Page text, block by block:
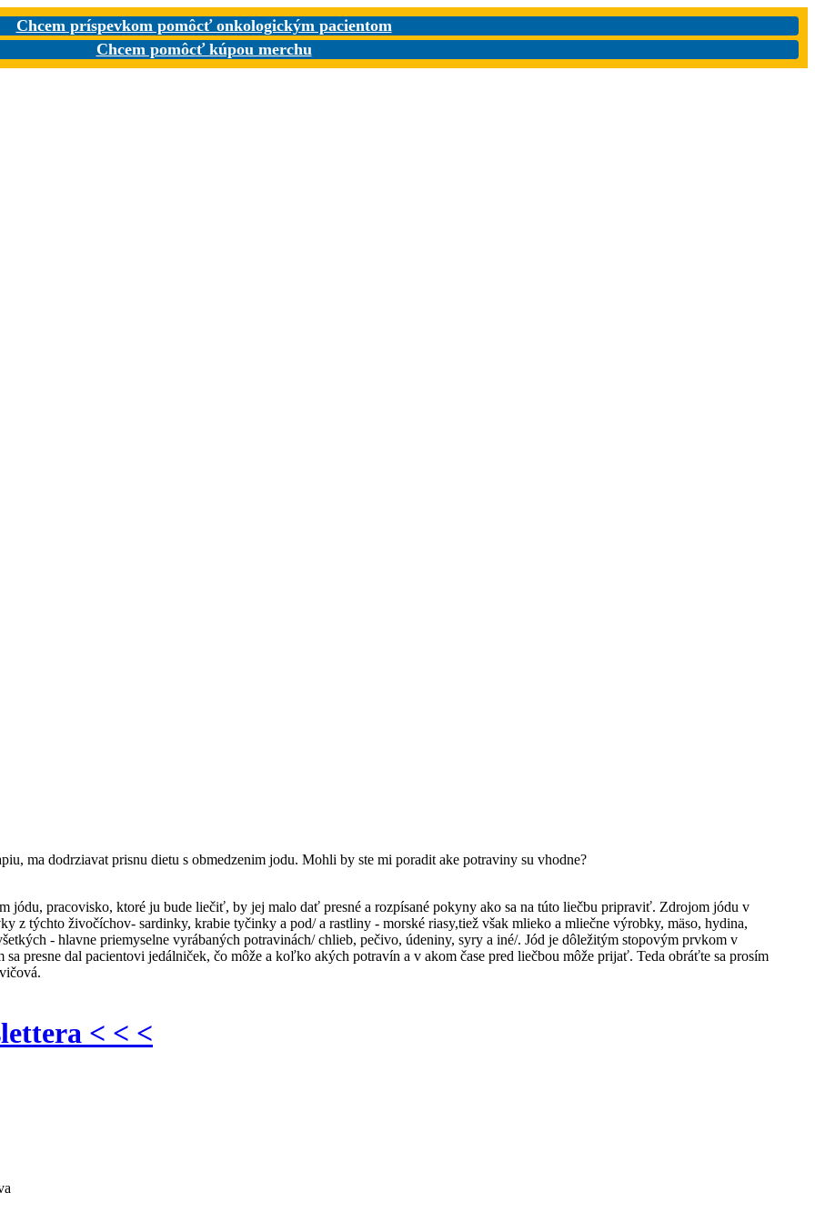
Chcem príspevkom pomôcť onkologickým pacientom
Chcem pomôcť kúpou merchu
ma dodrziavat prisnu dietu s obmedzenim jodu. Mohli by ste mi poradit ake potraviny su vhodne?
jódu, pracovisko, ktoré ju bude liečiť, by jej malo dať presné a rozpísané pokyny ako sa na túto liečbu pripraviť. Zdrojom jódu v
z týchto živočíchov- sardinky, krabie tyčinky a pod/ a rastliny - morské riasy,tiež však mlieko a mliečne výrobky, mäso, hydina,
- hlavne priemyselne vyrábaných potravinách/ chlieb, pečivo, údeniny, syry a iné/. Jód je dôležitým stopovým prvkom v
presne dal pacientovi jedálniček, čo môže a koľko akých potravín a v akom čase pred liečbou môže prijať. Teda obráťte sa prosím
< < <